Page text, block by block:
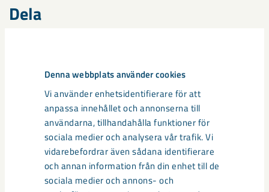
Denna webbplats använder cookies
Vi använder enhetsidentifierare för att
anpassa innehållet och annonserna till
användarna, tillhandahålla funktioner för
sociala medier och analysera vår trafik. Vi
vidarebefordrar även sådana identifierare
och annan information från din enhet till de
sociala medier och annons- och
Dela
Taggar
års- och hållbarhetsredovisning
Relaterat innehåll